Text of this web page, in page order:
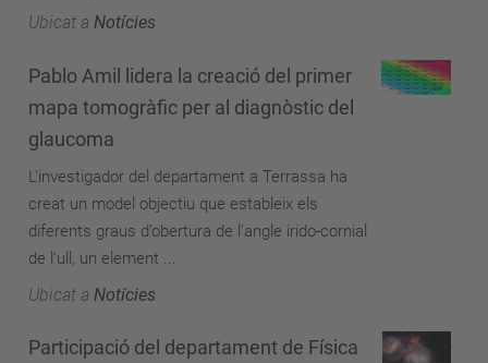
Ubicat a Notícies
Pablo Amil lidera la creació del primer
mapa tomogràfic per al diagnòstic del
glaucoma
L'investigador del departament a Terrassa ha
creat un model objectiu que estableix els
diferents graus d’obertura de l’angle irido-cornial
de l’ull, un element ...
Ubicat a Notícies
Participació del departament de Física